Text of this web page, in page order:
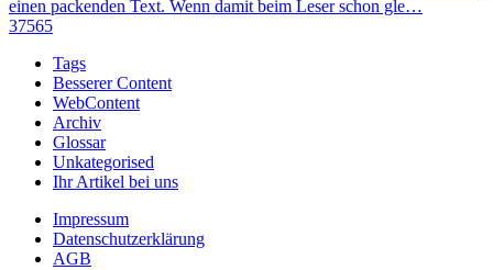
einen packenden Text. Wenn damit beim Leser schon gle…
37565
Tags
Besserer Content
WebContent
Archiv
Glossar
Unkategorised
Ihr Artikel bei uns
Impressum
Datenschutzerklärung
AGB